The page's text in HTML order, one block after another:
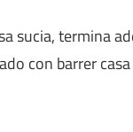
sucia, termina
con barrer